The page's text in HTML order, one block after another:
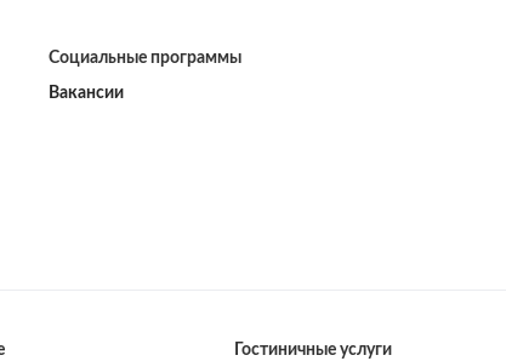
Социальные программы
Вакансии
Гостиничные услуги